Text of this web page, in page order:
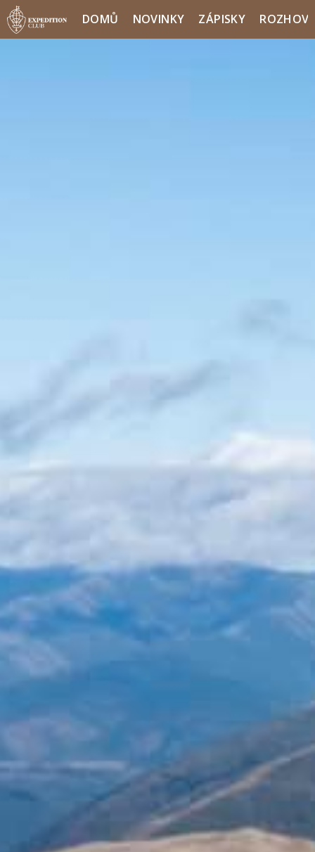
DOMŮ NOVINKY ZÁPISKY